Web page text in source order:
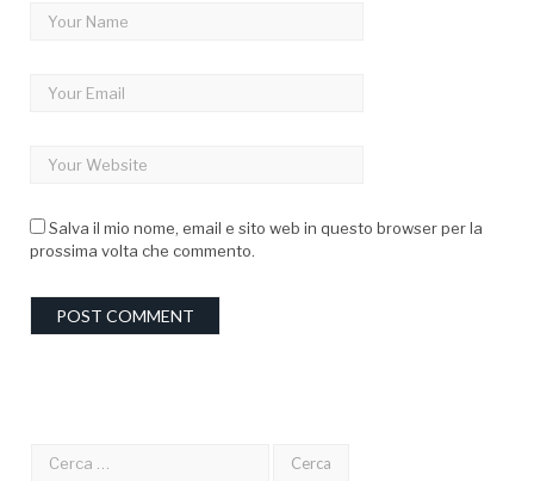
Salva il mio nome, email e sito web in questo browser per la
prossima volta che commento.